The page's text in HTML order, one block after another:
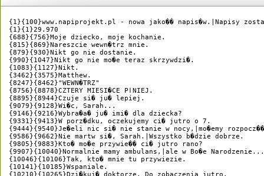
{1}{100}www.napiprojekt.pl - nowa jako�� napis�w.|Napisy
{1}{1}29.970
{688}{756}Moje dziecko, moje kochanie.
{815}{869}Nareszcie wewn�trz mnie.
{879}{930}Nikt go nie dostanie.
{990}{1047}Nikt go nie mo�e teraz skrzywdzi�.
{1083}{1127}Nikt.
{3462}{3575}Matthew.
{8247}{8462}"WEWN�TRZ"
{8756}{8878}CZTERY MIESI�CE PӏNIEJ.
{8895}{8944}Czuje si� ju� lepiej.
{9079}{9128}Wi�c, Sarah...
{9146}{9216}Wybra�a� ju� imi� dla dziecka?
{9331}{9413}W porz�dku, oczekujemy ci� jutro o 7.
{9444}{9540}Je�eli nic si� nie stanie w nocy,|mo�emy
{9586}{9662}Nie martw si�, Sarah.|Wszystko b�dzie dobrze.
{9805}{9883}Kto� mo�e przywie�� ci� jutro rano?
{9907}{10040}Normalnie mamy ambulans,|ale w Bo�e Narodzenie...
{10046}{10106}Tak, kto� mnie tu przywiezie.
{10141}{10185}Wspaniale.